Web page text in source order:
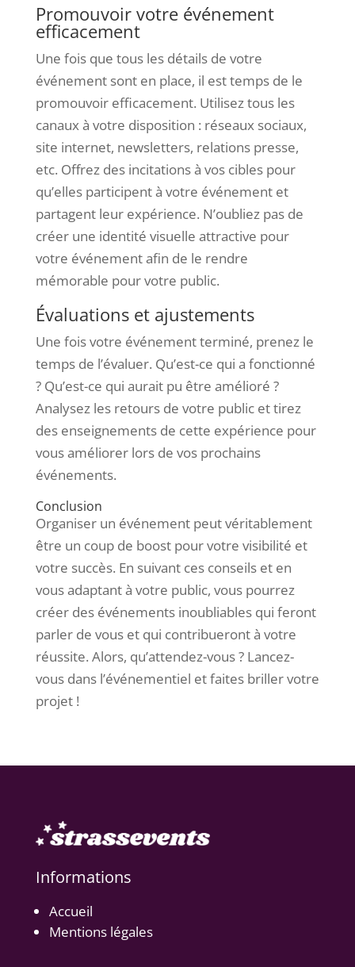
Promouvoir votre événement
efficacement
Une fois que tous les détails de votre
événement sont en place, il est temps de le
promouvoir efficacement. Utilisez tous les
canaux à votre disposition : réseaux sociaux,
site internet, newsletters, relations presse,
etc. Offrez des incitations à vos cibles pour
qu’elles participent à votre événement et
partagent leur expérience. N’oubliez pas de
créer une identité visuelle attractive pour
votre événement afin de le rendre
mémorable pour votre public.
Évaluations et ajustements
Une fois votre événement terminé, prenez le
temps de l’évaluer. Qu’est-ce qui a fonctionné
? Qu’est-ce qui aurait pu être amélioré ?
Analysez les retours de votre public et tirez
des enseignements de cette expérience pour
vous améliorer lors de vos prochains
événements.
Conclusion
Organiser un événement peut véritablement
être un coup de boost pour votre visibilité et
votre succès. En suivant ces conseils et en
vous adaptant à votre public, vous pourrez
créer des événements inoubliables qui feront
parler de vous et qui contribueront à votre
réussite. Alors, qu’attendez-vous ? Lancez-
vous dans l’événementiel et faites briller votre
projet !
Informations
Accueil
Mentions légales